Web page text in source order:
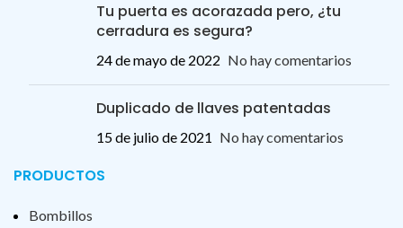
Tu puerta es acorazada pero, ¿tu
cerradura es segura?
24 de mayo de 2022 No hay comentarios
Duplicado de llaves patentadas
15 de julio de 2021 No hay comentarios
PRODUCTOS
Bombillos